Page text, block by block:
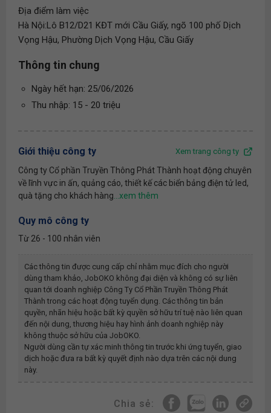
Địa điểm làm việc
Hà Nội:Lô B12/D21 KĐT mới Cầu Giấy, ngõ 100 phố Dịch
Vọng Hậu, Phường Dịch Vọng Hậu, Cầu Giấy
Thông tin chung
Ngày hết hạn: 25/06/2026
Thu nhập: 15 - 20 triệu
Giới thiệu công ty Xem trang công ty
Công ty Cổ phần Truyền Thông Phát Thành hoạt động chuyên
về lĩnh vực in ấn, quảng cáo, thiết kế các biển bảng điện tử led,
quà tặng cho khách hàng
Quy mô công ty
Từ 26 - 100 nhân viên
Các thông tin được cung cấp chỉ nhằm mục đích cho người
dùng tham khảo, JobOKO không đại diện và không có sự liên
quan tới doanh nghiệp Công Ty Cổ Phần Truyền Thông Phát
Thành trong các hoạt động tuyển dụng. Các thông tin bản
quyền, nhãn hiệu hoặc bất kỳ quyền sở hữu trí tuệ nào liên quan
đến nội dung, thương hiệu hay hình ảnh doanh nghiệp này
không thuộc sở hữu của JobOKO.
Người dùng cần tự xác minh thông tin trước khi ứng tuyển, giao
dịch hoặc đưa ra bất kỳ quyết định nào dựa trên các nội dung
này.
Chia sẻ: